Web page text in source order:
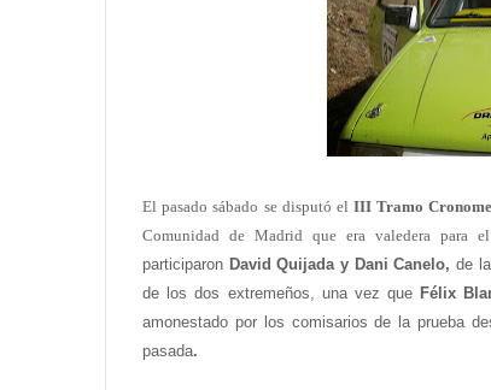
El pasado sábado se disputó el III Tramo
Comunidad de Madrid que era valedera para
participaron David Quijada y Dani Canelo,de la
de los dos extremeños, una vez que Félix
amonestado por los comisarios de la prueba
pasada.